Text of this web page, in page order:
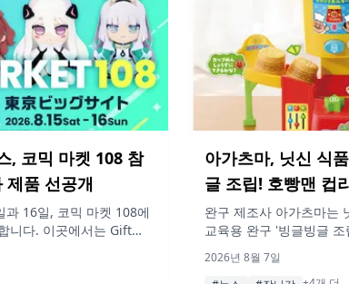
, 코믹 마켓 108 참
제품 선공개
16일, 코믹 마켓 108에
니다. 이곳에서는 Gift의
학원 아이돌마스터 특별
아가츠마, 닛신 식
글 조립! 호빵맨 컵
완구 제조사 아가츠마는
교육용 완구 '빙글빙글
품은 2026년 9월 18일부
2026년 8월 7일